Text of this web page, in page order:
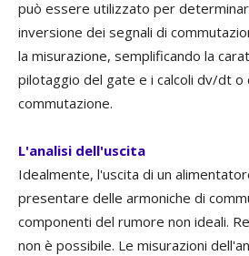
può essere utilizzato per
inversione dei segnali di
la misurazione, semplificando la
pilotaggio del gate e i calcoli dv/dt o
commutazione.
L'analisi dell'uscita
Idealmente, l'uscita di un
presentare delle armoniche di
componenti del rumore non ideali.
non è possibile. Le misurazioni